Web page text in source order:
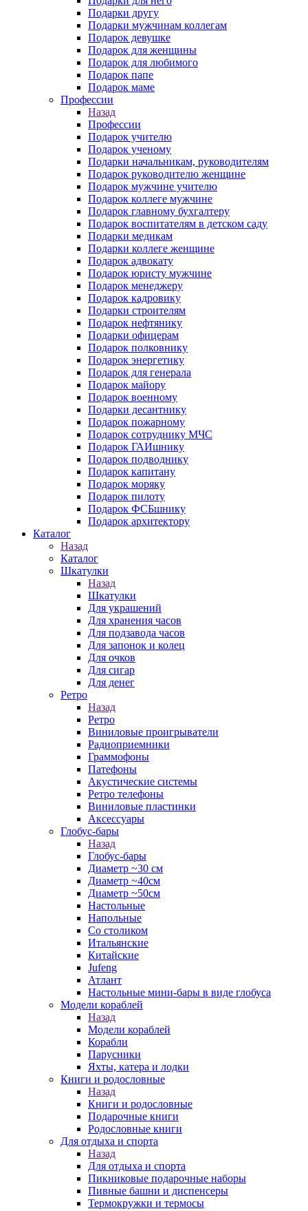
Подарки другу
Подарки мужчинам коллегам
Подарок девушке
Подарок для женщины
Подарок для любимого
Подарок папе
Подарок маме
Профессии
Назад
Профессии
Подарок учителю
Подарок ученому
Подарки начальникам, руководителям
Подарок руководителю женщине
Подарок мужчине учителю
Подарок коллеге мужчине
Подарок главному бухгалтеру
Подарок воспитателям в детском саду
Подарки медикам
Подарки коллеге женщине
Подарок адвокату
Подарок юристу мужчине
Подарок менеджеру
Подарок кадровику
Подарки строителям
Подарок нефтянику
Подарки офицерам
Подарок полковнику
Подарок энергетику
Подарок для генерала
Подарок майору
Подарок военному
Подарки десантнику
Подарок пожарному
Подарок сотруднику МЧС
Подарок ГАИшнику
Подарок подводнику
Подарок капитану
Подарок моряку
Подарок пилоту
Подарок ФСБшнику
Подарок архитектору
Каталог
Назад
Каталог
Шкатулки
Назад
Шкатулки
Для украшений
Для хранения часов
Для подзавода часов
Для запонок и колец
Для очков
Для сигар
Для денег
Ретро
Назад
Ретро
Виниловые проигрыватели
Радиоприемники
Граммофоны
Патефоны
Акустические системы
Ретро телефоны
Виниловые пластинки
Аксессуары
Глобус-бары
Назад
Глобус-бары
Диаметр ~30 см
Диаметр ~40см
Диаметр ~50см
Настольные
Напольные
Со столиком
Итальянские
Китайские
Jufeng
Атлант
Настольные мини-бары в виде глобуса
Модели кораблей
Назад
Модели кораблей
Корабли
Парусники
Яхты, катера и лодки
Книги и родословные
Назад
Книги и родословные
Подарочные книги
Родословные книги
Для отдыха и спорта
Назад
Для отдыха и спорта
Пикниковые подарочные наборы
Пивные башни и диспенсеры
Термокружки и термосы